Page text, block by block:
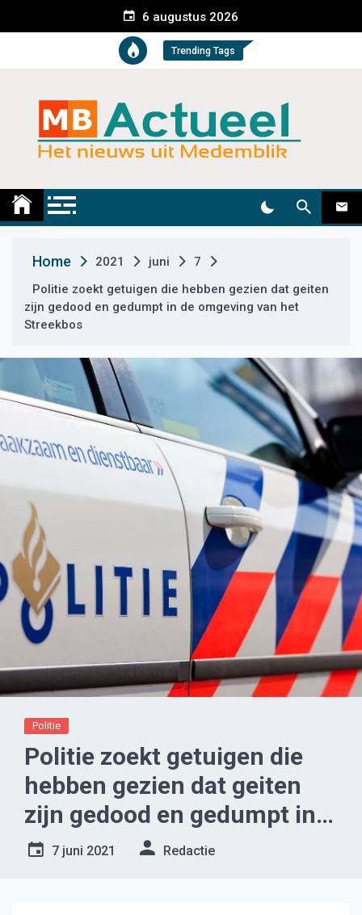
e
t
6 augustus 2026
Trending Tags
Medemblik Actueel
Home 2021 juni
7
Politie zoekt getuigen die hebben gezien dat geiten
zijn gedood en gedumpt in de omgeving van het
Streekbos
Politie
Politie zoekt getuigen die
hebben gezien dat geiten
zijn gedood en gedumpt in
de omgeving van het
7 juni 2021 Redactie